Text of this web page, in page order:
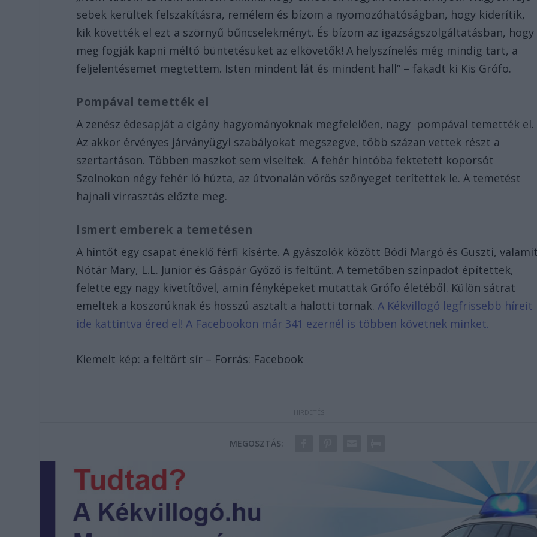
sebek kerültek felszakításra, remélem és bízom a nyomozóhatóságban, hogy kiderítik,
kik követték el ezt a szörnyű bűncselekményt. És bízom az igazságszolgáltatásban, hogy
meg fogják kapni méltó büntetésüket az elkövetők! A helyszínelés még mindig tart, a
feljelentésemet megtettem. Isten mindent lát és mindent hall” – fakadt ki Kis Grófo.
Pompával temették el
A zenész édesapját a cigány hagyományoknak megfelelően, nagy pompával temették el.
Az akkor érvényes járványügyi szabályokat megszegve, több százan vettek részt a
szertartáson. Többen maszkot sem viseltek. A fehér hintóba fektetett koporsót
Szolnokon négy fehér ló húzta, az útvonalán vörös szőnyeget terítettek le. A temetést
hajnali virrasztás előzte meg.
Ismert emberek a temetésen
A hintőt egy csapat éneklő férfi kísérte. A gyászolók között Bódi Margó és Guszti,
Nótár Mary, L.L. Junior és Gáspár Győző is feltűnt. A temetőben színpadot építettek,
felette egy nagy kivetítővel, amin fényképeket mutattak Grófo életéből. Külön sátrat
emeltek a koszorúknak és hosszú asztalt a halotti tornak.A Kékvillogó legfrissebb híreit
ide kattintva éred el! A Facebookon már 341 ezernél is többen követnek minket.
Kiemelt kép: a feltört sír – Forrás: Facebook
MEGOSZTÁS: